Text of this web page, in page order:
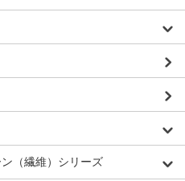
（繊維）シリーズ